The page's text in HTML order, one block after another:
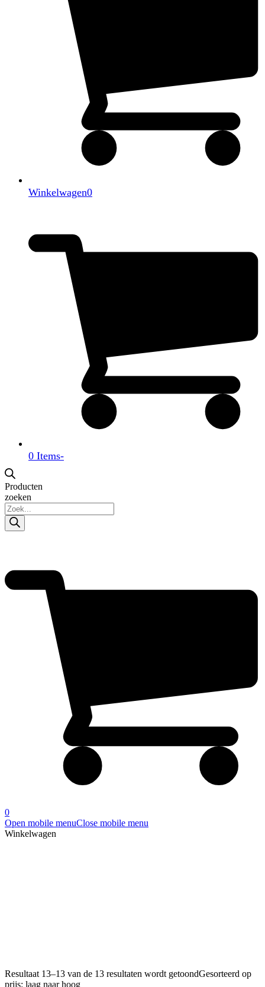
Winkelwagen0
0 Items-
Producten
zoeken
0
Open mobile menuClose mobile menu
Winkelwagen
Resultaat 13–13 van de 13 resultaten wordt getoondGesorteerd op
prijs: laag naar hoog